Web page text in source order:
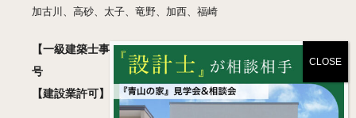
加古川、高砂、太子、竜野、加西、福崎
【一級建築士事務所】 兵庫県知事登録 許可01A05018
号
【建設業許可】 兵庫県知事登録 般-2 第460830号